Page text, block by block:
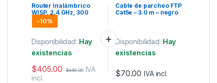
Router Inalámbrico
WISP, 2.4 GHz, 300
Mbps, 2 Antenas
Externas
-10%
Disponibilidad: Hay
existencias
$405.00 $449.00 IVA
incl.
Cable de parcheo FTP
Cat5e – 3.0 m – negro
Disponibilidad: Hay
existencias
$70.00 IVA incl.